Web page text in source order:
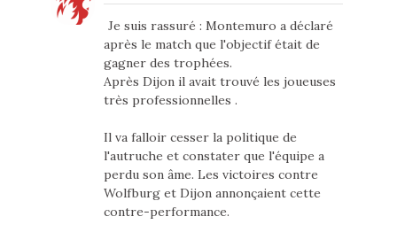
Je suis rassuré : Montemuro a déclaré
après le match que l'objectif était de
gagner des trophées.
Après Dijon il avait trouvé les joueuses
très professionnelles .
Il va falloir cesser la politique de
l'autruche et constater que l'équipe a
perdu son âme. Les victoires contre
Wolfburg et Dijon annonçaient cette
contre-performance.